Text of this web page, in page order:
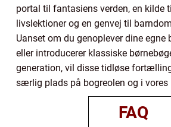
portal til fantasiens verden, en kilde
livslektioner og en genvej til
Uanset om du genoplever dine egne
eller introducerer klassiske
generation, vil disse tidløse
særlig plads på bogreolen og i vores
FAQ